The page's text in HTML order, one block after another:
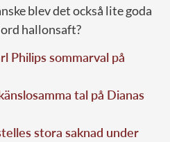
blev det också lite goda
hallonsaft?
Philips sommarval på
tal på Dianas
stora saknad under